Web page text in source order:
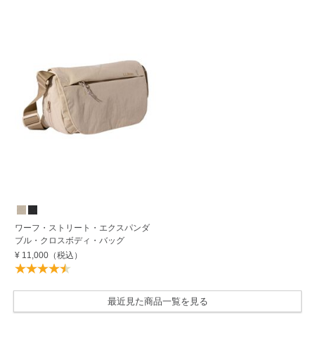
ワーフ・ストリート・エクスパンダ
ブル・クロスボディ・バッグ
¥ 11,000（税込）
最近見た商品一覧を見る